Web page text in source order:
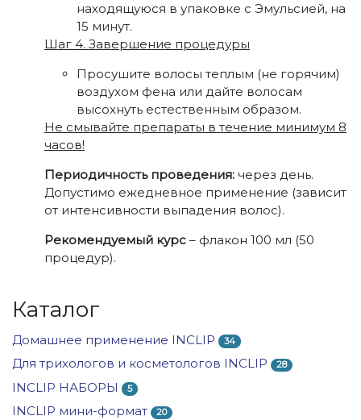
находящуюся в упаковке с Эмульсией, на
15 минут.
Шаг 4. Завершение процедуры
Просушите волосы теплым (не горячим)
воздухом фена или дайте волосам
высохнуть естественным образом.
Не смывайте препараты в течение минимум 8
часов!
Периодичность проведения: через день.
Допустимо ежедневное применение (зависит
от интенсивности выпадения волос).
Рекомендуемый курс – флакон 100 мл (50
процедур).
Каталог
Домашнее применение INCLIP 34
Для трихологов и косметологов INCLIP 28
INCLIP НАБОРЫ 5
INCLIP мини-формат 20